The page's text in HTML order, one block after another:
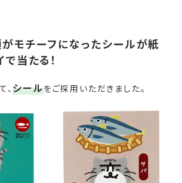
モチーフになったシールが紙
当たる！
、シールをご採用いただきました。